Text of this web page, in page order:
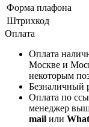
Форма плафона
Штрихкод
Оплата
Оплата
Москве и
некоторым
Безналичный
Оплата по
менеджер
mail или